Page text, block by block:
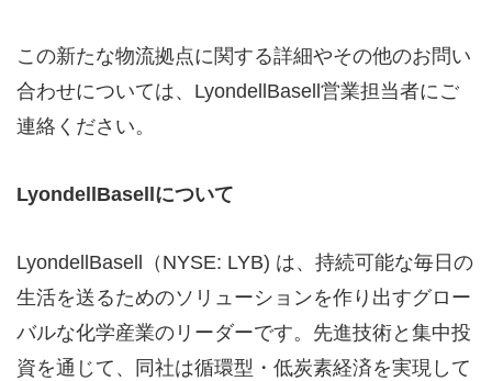
この新たな物流拠点に関する詳細やその他のお問い
合わせについては、 LyondellBasell 営業担当者にご
連絡ください。
LyondellBasell について
LyondellBasell （ NYSE: LYB) は、持続可能な毎日の
生活を送るためのソリューションを作り出すグロー
バルな化学産業のリーダーです。先進技術と集中投
資を通じて、同社は循環型・低炭素経済を実現して